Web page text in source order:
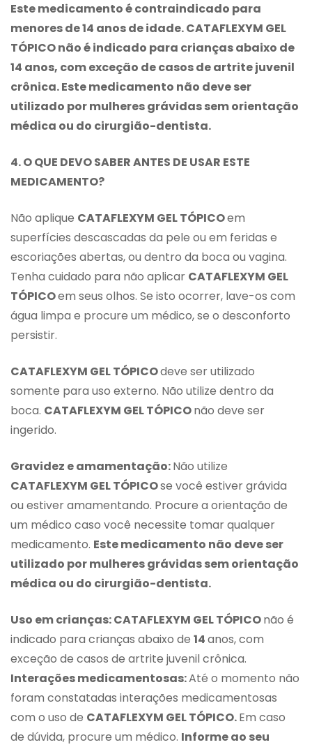
Este medicamento é contraindicado para
menores de 14 anos de idade. CATAFLEXYM GEL
TÓPICO não é indicado para crianças abaixo de
14 anos, com exceção de casos de artrite juvenil
crônica. Este medicamento não deve ser
utilizado por mulheres grávidas sem orientação
médica ou do cirurgião-dentista.
4. O QUE DEVO SABER ANTES DE USAR ESTE
MEDICAMENTO?
Não aplique CATAFLEXYM GEL TÓPICOem
superfícies descascadas da pele ou em feridas e
escoriações abertas, ou dentro da boca ou vagina.
Tenha cuidado para não aplicar CATAFLEXYM GEL
TÓPICOem seus olhos. Se isto ocorrer, lave-os com
água limpa e procure um médico, se o desconforto
persistir.
CATAFLEXYM GEL TÓPICOdeve ser utilizado
somente para uso externo. Não utilize dentro da
boca. CATAFLEXYM GEL TÓPICOnão deve ser
ingerido.
Gravidez e amamentação:Não utilize
CATAFLEXYM GEL TÓPICOse você estiver grávida
ou estiver amamentando. Procure a orientação de
um médico caso você necessite tomar qualquer
medicamento. Este medicamento não deve ser
utilizado por mulheres grávidas sem orientação
médica ou do cirurgião-dentista.
Uso em crianças: CATAFLEXYM GEL TÓPICOnão é
indicado para crianças abaixo de 14anos, com
exceção de casos de artrite juvenil crônica.
Interações medicamentosas:Até o momento não
foram constatadas interações medicamentosas
com o uso de CATAFLEXYM GEL TÓPICO.Em caso
de dúvida, procure um médico. Informe ao seu